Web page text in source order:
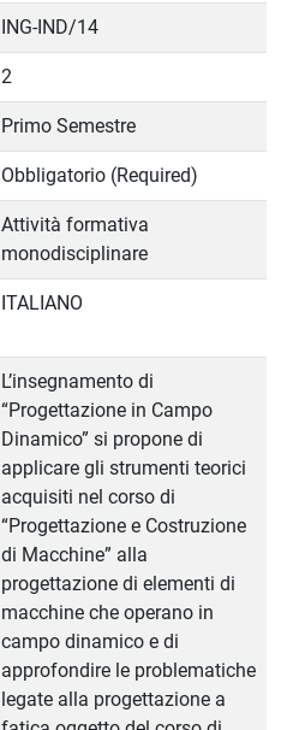
ING-IND/14
2
Primo Semestre
Obbligatorio (Required)
Attività formativa
monodisciplinare
ITALIANO
L’insegnamento di
“Progettazione in Campo
Dinamico” si propone di
applicare gli strumenti teorici
acquisiti nel corso di
“Progettazione e Costruzione
di Macchine” alla
progettazione di elementi di
macchine che operano in
campo dinamico e di
approfondire le problematiche
legate alla progettazione a